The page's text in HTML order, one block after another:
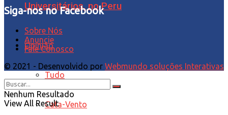
Universitários, no Peru
Opinião
Tudo
Cata-Vento
Siga-nos no Facebook
Sobre Nós
Anuncie
Fale Conosco
© 2021 - Desenvolvido por Webmundo soluções Interativas
Nenhum Resultado
View All Result